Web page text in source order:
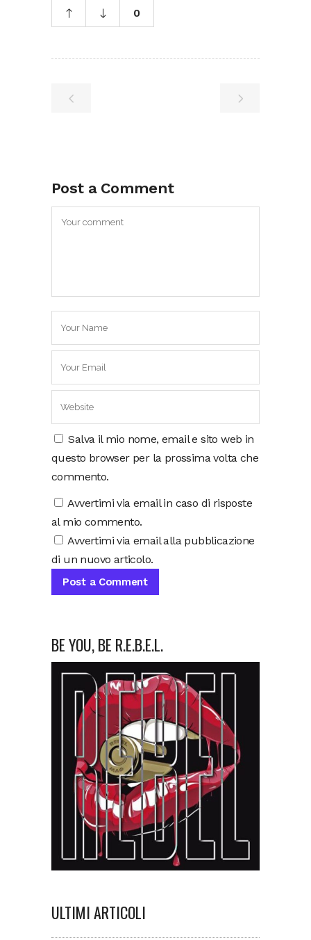
0
Post a Comment
Salva il mio nome, email e sito web in
questo browser per la prossima volta che
commento.
Avvertimi via email in caso di risposte
al mio commento.
Avvertimi via email alla pubblicazione
di un nuovo articolo.
BE YOU, BE R.E.B.E.L.
ULTIMI ARTICOLI